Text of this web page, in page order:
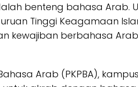
benteng bahasa Arab.
Tinggi Keagamaan
kewajiban berbahasa
Arab (PKPBA),